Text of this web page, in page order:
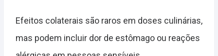
Efeitos colaterais são raros em doses culinárias,
mas podem incluir dor de estômago ou reações